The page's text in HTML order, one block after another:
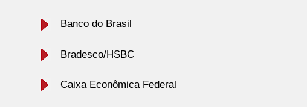
Banco do Brasil
Bradesco/HSBC
Caixa Econômica Federal